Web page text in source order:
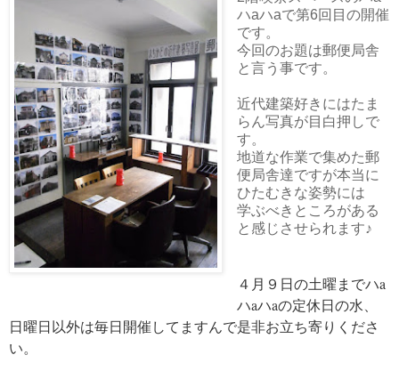
ハaハaで第6回目の開催
です。
今回のお題は郵便局舎
と言う事です。
近代建築好きにはたま
らん写真が目白押しで
す。
地道な作業で集めた郵
便局舎達ですが本当に
ひたむきな姿勢には
学ぶべきところがある
と感じさせられます♪
４月９日の土曜までハa
ハaハaの定休日の水、
日曜日以外は毎日開催してますんで是非お立ち寄りくださ
い。